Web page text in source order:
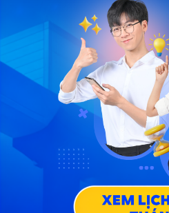
- CHƯƠNG TRÌNH HỌC
10 - BẤT CHẤP CHƯƠNG
DUY GIẢI QUYẾT VẤN ĐỀ
HỢP MỌI NHU CẦU
HÀNH PHÁT TRIỂN TOÀN
SUỐT QUÁ TRÌNH HỌC